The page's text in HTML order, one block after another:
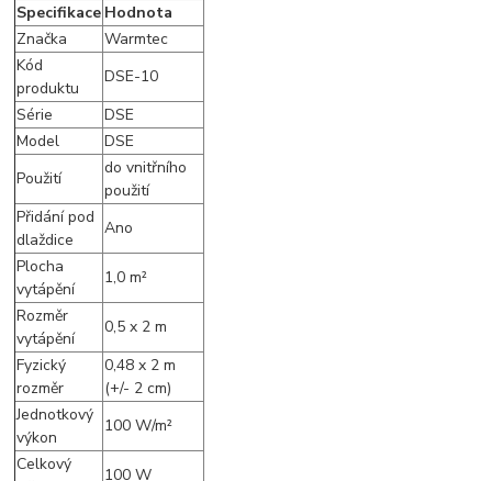
Specifikace Hodnota
Značka
Warmtec
Kód
produktu
DSE-10
Série
DSE
Model
DSE
Použití
do vnitřního
použití
Přidání pod
dlaždice
Ano
Plocha
vytápění
1,0 m²
Rozměr
vytápění
0,5 x 2 m
Fyzický
rozměr
0,48 x 2 m
(+/- 2 cm)
Jednotkový
výkon
100 W/m²
Celkový
100 W